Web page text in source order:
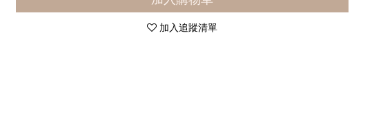
加入追蹤清單